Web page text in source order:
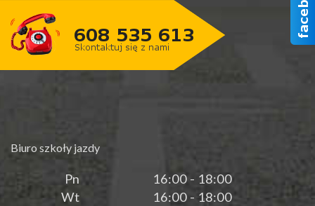
Biuro szkoły jazdy
Pn
16:00 - 18:00
Wt
16:00 - 18:00